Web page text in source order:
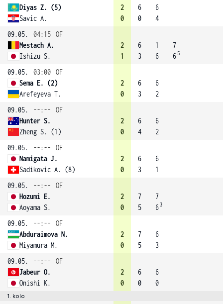
Diyas Z. (5)
Savic A.
2
0
6
0
6
4
09.05.
04:15 OF
Mestach A.
Ishizu S.
2
1
6
3
1
6
7
6 5
09.05. 03:00 OF
Sema E. (2)
Arefeyeva T.
2
0
6
3
6
2
09.05.
--:--
OF
Hunter S.
Zheng S. (1)
2
0
6
4
6
2
09.05.
--:--
OF
Namigata J.
Sadikovic A. (8)
2
0
6
3
6
1
09.05.
--:--
OF
Hozumi E.
Aoyama S.
2
0
7
5
7
6 3
09.05. --:--
OF
Abduraimova N.
Miyamura M.
2
0
7
5
6
3
09.05.
--:--
OF
Jabeur O.
Onishi K.
2
0
6
0
6
0
1. kolo